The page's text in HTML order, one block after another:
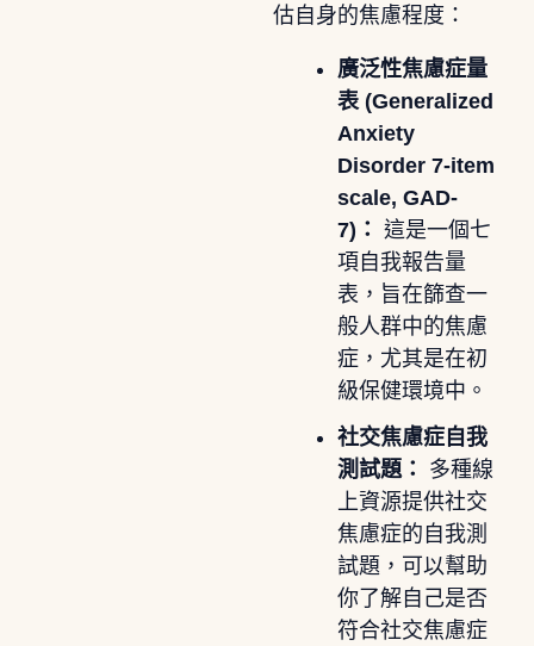
估自身的焦慮程度：
廣泛性焦慮症量
表 (Generalized
Anxiety
Disorder 7-item
scale, GAD-
7)： 這是一個七
項自我報告量
表，旨在篩查一
般人群中的焦慮
症，尤其是在初
級保健環境中。
社交焦慮症自我
測試題：
多種線
上資源提供社交
焦慮症的自我測
試題，可以幫助
你了解自己是否
符合社交焦慮症